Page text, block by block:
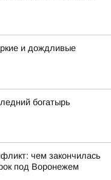
и дождливые
богатырь
чем закончилась
под Воронежем